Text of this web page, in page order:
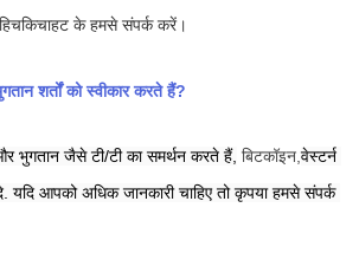
हिचकिचाहट के हमसे संपर्क करें।
शर्तों को स्वीकार करते हैं?
भुगतान जैसे टी/टी का समर्थन करते हैं, बिटकॉइन, वेस्टर्न
यदि आपको अधिक जानकारी चाहिए तो कृपया हमसे संपर्क